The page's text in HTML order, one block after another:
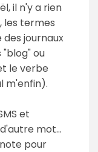
il n'y a rien
les termes
journaux
ou
le verbe
m'enfin).
et
mot...
pour